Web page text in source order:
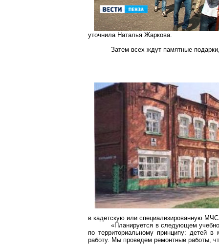
уточнила Наталья Жаркова.
Затем всех ждут памятные
в кадетскую или специализированную
«Планируется в следующем
по территориальному принципу: детей
работу. Мы проведем ремонтные работы,